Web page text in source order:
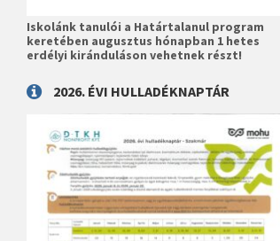
Iskolánk tanulói a Határtalanul program
keretében augusztus hónapban 1 hetes
erdélyi kiránduláson vehetnek részt!
2026. ÉVI HULLADÉKNAPTÁR